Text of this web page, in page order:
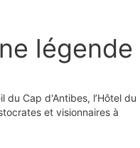
légende
du Cap d'Antibes, l’Hôtel du
et visionnaires à